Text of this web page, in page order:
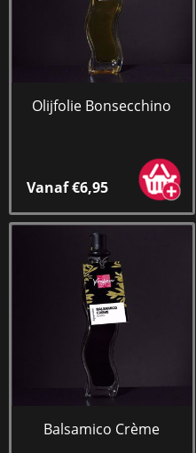
Olijfolie Bonsecchino
Vanaf €6,95
Balsamico Crème